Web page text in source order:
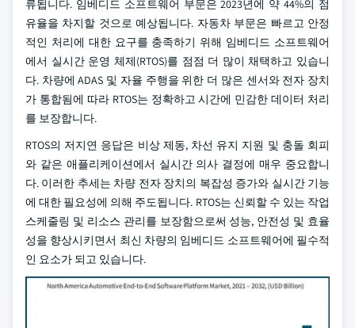
류됩니다. 임베디드 소프트웨어 부문은 2023년에 약 44%의 점
유율을 차지할 것으로 예상됩니다. 자동차 부문은 빠르고 안정
적인 처리에 대한 요구를 충족하기 위해 임베디드 소프트웨어
에서 실시간 운영 체제(RTOS)를 점점 더 많이 채택하고 있습니
다. 차량에 ADAS 및 자율 주행을 위한 더 많은 센서와 전자 장치
가 통합됨에 따라 RTOS는 정확하고 시간에 민감한 데이터 처리
를 보장합니다.
RTOS의 저지연 응답은 비상 제동, 차선 유지 지원 및 충돌 회피
와 같은 애플리케이션에서 실시간 의사 결정에 매우 중요합니
다. 이러한 추세는 차량 전자 장치의 복잡성 증가와 실시간 기능
에 대한 필요성에 의해 주도됩니다. RTOS는 신뢰할 수 있는 작업
스케줄링 및 리소스 관리를 보장함으로써 성능, 안전성 및 효율
성을 향상시키면서 최신 차량의 임베디드 소프트웨어에 필수적
인 요소가 되고 있습니다.